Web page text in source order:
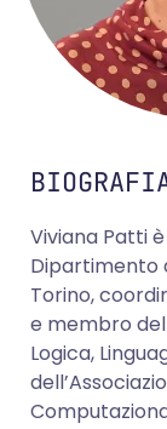
Viviana Patti
Dipartimento
Torino,
e membro
Logica,